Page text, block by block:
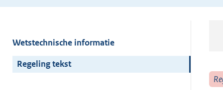
Wetstechnische informatie
Regeling tekst